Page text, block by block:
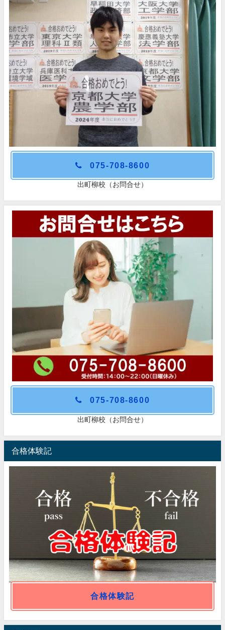
075-708-8600
出町柳校（お問合せ）
075-708-8600
出町柳校（お問合せ）
合格体験記
合格体験記